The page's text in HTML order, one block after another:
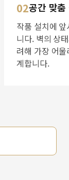
02공간 맞
작품 설치에
니다. 벽의 상
려해 가장 어
계합니다.